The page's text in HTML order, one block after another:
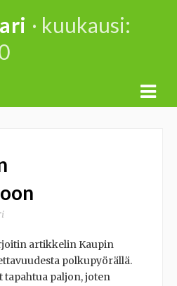
· kuukausi:
artikkelin Kaupin
polkupyörällä.
tapahtua paljon, joten